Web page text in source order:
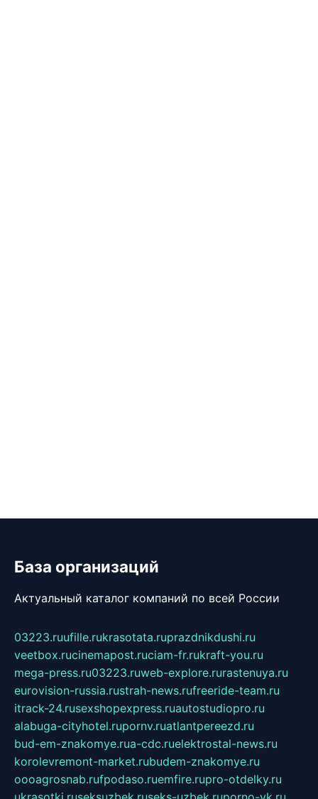
База организаций
Актуальный каталог компаний по всей России
03223.ruufille.rukrasotata.ruprazdnikdushi.ru
veetbox.rucinemapost.ruciam-fr.rukraft-you.ru
mega-press.ru03223.ruweb-explore.rurastenuya.ru
eurovision-russia.rustrah-news.rufreeride-team.ru
itrack-24.rusexshopexpress.ruautostudiopro.ru
alabuga-cityhotel.rupornv.ruatlantpereezd.ru
bud-em-znakomye.rua-cdc.ruelektrostal-news.ru
korolevremont-market.rubudem-znakomye.ru
oooagrosnab.rufpodaso.ruemfire.rupro-otdelky.ru